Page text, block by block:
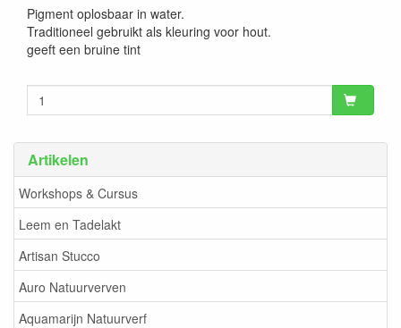
Artikelen
Workshops & Cursus
Leem en Tadelakt
Artisan Stucco
Auro Natuurverven
Aquamarijn Natuurverf
Pigment oplosbaar in water.
Traditioneel gebruikt als kleuring voor hout.
geeft een bruine tint